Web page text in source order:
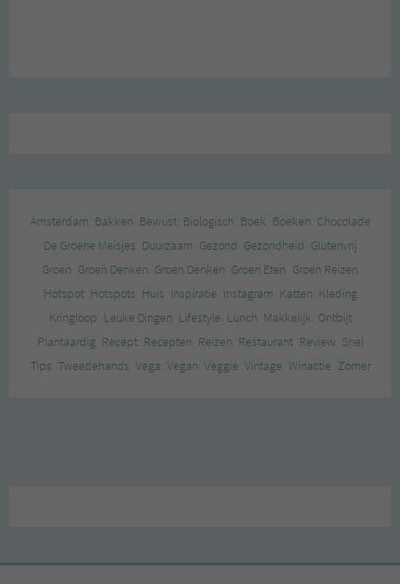
Amsterdam Bakken Bewust Biologisch Boek Boeken Chocolade
De Groene Meisjes Duurzaam Gezond Gezondheid Glutenvrij
Groen Groen Denken Groen Denken Groen Eten Groen Reizen
Hotspot Hotspots Huis Inspiratie Instagram Katten Kleding
Kringloop Leuke Dingen Lifestyle Lunch Makkelijk Ontbijt
Plantaardig Recept Recepten Reizen Restaurant Review Snel
Tips Tweedehands Vega Vegan Veggie Vintage Winactie Zomer